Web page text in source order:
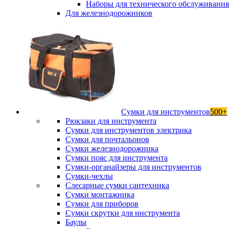
Наборы для технического
Для железнодорожников
Сумки для инструментов500+
Рюкзаки для инструмента
Сумки для инструментов электрика
Сумки для почтальонов
Сумки железнодорожника
Сумки пояс для инструмента
Сумки-органайзеры для инструментов
Сумки-чехлы
Слесарные сумки сантехника
Сумки монтажника
Сумки для приборов
Сумки скрутки для инструмента
Баулы